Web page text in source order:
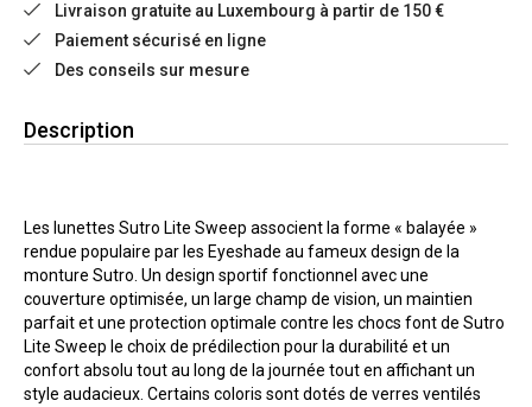
Livraison gratuite au Luxembourg à partir de 150 €
Paiement sécurisé en ligne
Des conseils sur mesure
Description
Les lunettes Sutro Lite Sweep associent la forme « balayée »
rendue populaire par les Eyeshade au fameux design de la
monture Sutro. Un design sportif fonctionnel avec une
couverture optimisée, un large champ de vision, un maintien
parfait et une protection optimale contre les chocs font de Sutro
Lite Sweep le choix de prédilection pour la durabilité et un
confort absolu tout au long de la journée tout en affichant un
style audacieux. Certains coloris sont dotés de verres ventilés